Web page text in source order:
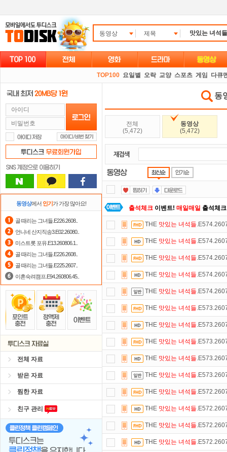
동영상 제목
TOP100 요일별 오락 교양 스포츠 게임 다큐
동영상에서 인기가 가장 많아요!
골 때리는 그녀들.E226.2608..
언니네 산지직송3.E02.26080..
미스트롯 포유.E13.260806.1..
골 때리는 그녀들.E226.2608..
골 때리는 그녀들.E225.2607..
이혼숙려캠프.E94.260806.45..
전체 자료
받은 자료
찜한 자료
친구 관리
동
전체
(5,472)
동영상
(5,472)
출석체크 이벤트! 매일매일 출석체
자녀보호기능으로 가족과 함께 투디
요즘 뭐가 재밌지?고민되면 눌러봐!
숨어있는 카드 마일리지 조회하고
댓글만 잘써도무료 포인트를 드립
스마트TV로 투디스크영화,드라마,
정액제할인쿠폰 사용방법안내
THE 맛있는 녀석들
THE 맛있는 녀석들
THE 맛있는 녀석들
THE 맛있는 녀석들
THE 맛있는 녀석들
THE 맛있는 녀석들
THE 맛있는 녀석들
THE 맛있는 녀석들
THE 맛있는 녀석들
THE 맛있는 녀석들
THE 맛있는 녀석들
THE 맛있는 녀석들
THE 맛있는 녀석들
THE 맛있는 녀석들